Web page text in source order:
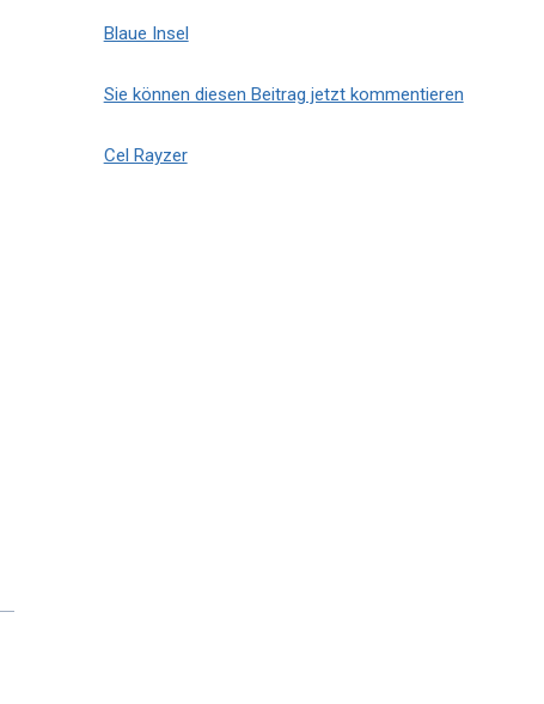
Blaue Insel
Sie können diesen Beitrag jetzt kommentieren
Cel Rayzer